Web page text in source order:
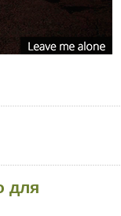
для